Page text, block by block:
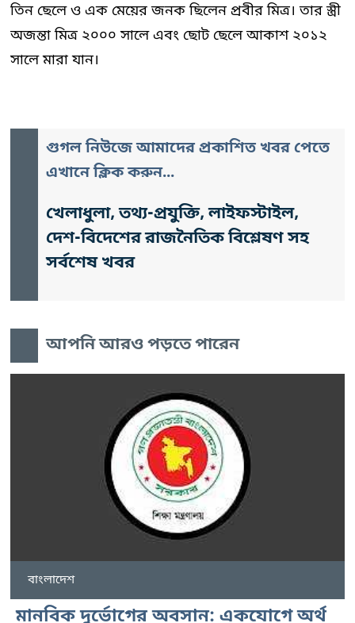
তিন ছেলে ও এক মেয়ের জনক ছিলেন প্রবীর মিত্র। তার স্ত্রী
অজন্তা মিত্র ২০০০ সালে এবং ছোট ছেলে আকাশ ২০১২
সালে মারা যান।
গুগল নিউজে আমাদের প্রকাশিত খবর পেতে
এখানে ক্লিক করুন...
খেলাধুলা, তথ্য-প্রযুক্তি, লাইফস্টাইল,
দেশ-বিদেশের রাজনৈতিক বিশ্লেষণ সহ
সর্বশেষ খবর
আপনি আরও পড়তে পারেন
বাংলাদেশ
মানবিক দুর্ভোগের অবসান: একযোগে অর্থ